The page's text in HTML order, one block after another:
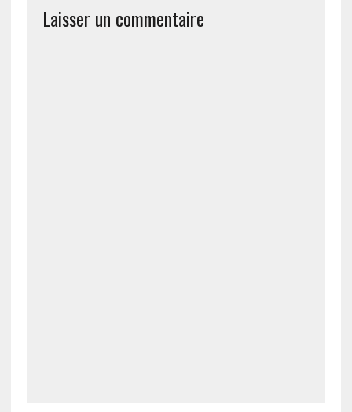
Laisser un commentaire